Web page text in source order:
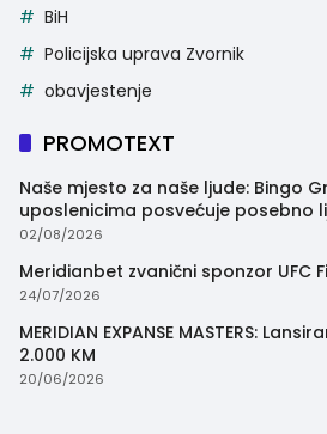
BiH
Policijska uprava Zvornik
obavjestenje
PROMOTEXT
Naše mjesto za naše ljude: Bingo
uposlenicima posvećuje posebno
trenutak
02/08/2026
Meridianbet zvanični sponzor UFC
24/07/2026
MERIDIAN EXPANSE MASTERS:
2.000 KM
20/06/2026